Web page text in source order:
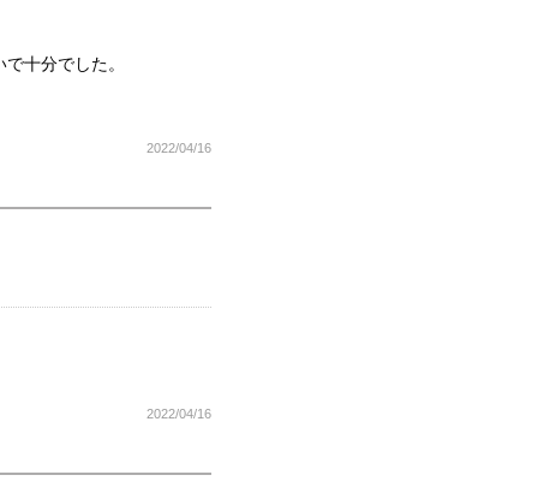
十分でした。
2022/04/16
2022/04/16